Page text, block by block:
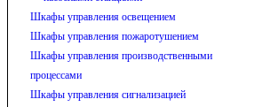
Шкафы управления освещением
Шкафы управления пожаротушением
Шкафы управления производственными
процессами
Шкафы управления сигнализацией